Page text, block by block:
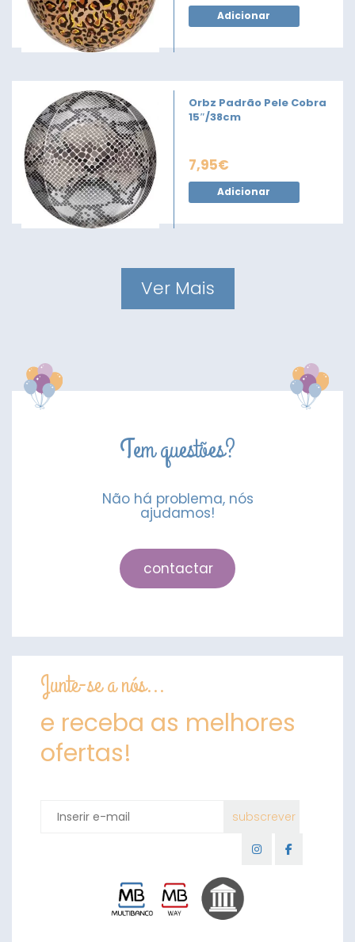
Adicionar
Orbz Padrão Pele Cobra
15″/38cm
7,95€
Adicionar
Ver Mais
Tem questões?
Não há problema, nós
ajudamos!
contactar
Junte-se a nós...
e receba as melhores
ofertas!